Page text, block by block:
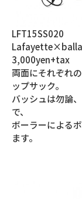
LFT15SS020
3,000yen+tax
両面にそれぞれ
ップサック。
バッシュは勿論
で、
ボーラーによる
ます。